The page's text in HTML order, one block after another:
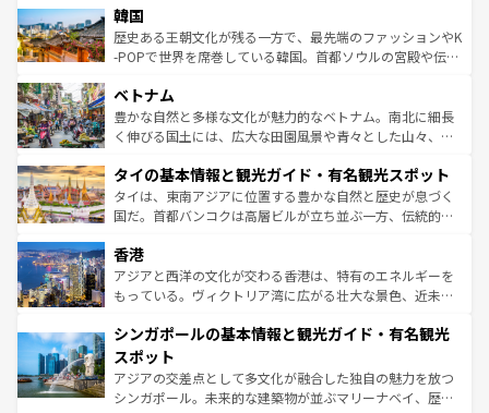
はコンテンツ一覧
いる。アクティビティも充実しており、サーフィンやダイ
ビング、ハイキングなど、アウトドア好きにはたまらな
い。オーストラリアの多彩な魅力を存分に味わいつくそ
参照してほしい。
ン）、静ひつな山岳地帯である台湾東部など、都市の喧騒
と山間の静けさが共存しており、訪れる人に新しい発見と
驚きをもたらしてくれる。また、奥深い台湾の食文化も魅
容にもいいと評判のスイーツなど、バラエティ豊かな料理
が味わえる。 なお、新着の台湾情報は コンテンツ一覧を参
照してほしい。
韓国
歴史ある王朝文化が残る一方で、最先端のファッションやK
-POPで世界を席巻している韓国。首都ソウルの宮殿や伝統
き、地方に足を延ばせば四季折々の自然美を楽しむことが
できる。そして、キムチや焼肉、絶品のストリートフード
まで、さまざまな韓国料理が待っている。夜には、韓国な
リティに包まれながら、韓国の多彩な魅力を心ゆくまで味
わってみてほしい。 なお、新着の韓国情報はコンテンツ一
覧を参照してほしい。
ベトナム
豊かな自然と多様な文化が魅力的なベトナム。南北に細長
く伸びる国土には、広大な田園風景や青々とした山々、世
急速な発展と共に伝統が息づく。ハノイの古い町並みやホ
ーチミン市のフランス統治時代の建物も、独特の雰囲気を
醸し出している。また、バラエティの豊かさとおいしさで
とつ。フォーやバインミー、ベトナムコーヒーなどは、ぜ
ひ現地で味わいたい。どの地域を訪れてもあたたかい人々
が旅行者を迎えてくれるので、きっと忘れられない旅にな
参照してほしい。
タイの基本情報と観光ガイド・有名観光スポット
タイは、東南アジアに位置する豊かな自然と歴史が息づく
国だ。首都バンコクは高層ビルが立ち並ぶ一方、伝統的な
の活気が交差している。北部ではチェンマイなどの山岳地
帯で自然と触れ合い、南部ではプーケットやクラビの美し
いビーチでリゾート気分を楽しむことができる。タイ料理
激する。気候は一年中温暖で、どの季節にも異なる楽しみ
が待っている。親しみやすいタイの人々、仏教を中心とし
た文化、そして多様な観光資源が、訪れる旅人を魅了し続
ける。 なお、新着のタイ情報はコンテンツ一覧を参照して
香港
アジアと西洋の文化が交わる香港は、特有のエネルギーを
もっている。ヴィクトリア湾に広がる壮大な景色、近未来
み、どこを訪れても感動するはず。観光スポットが密集し
ており、効率よく見どころを回れるのも魅力。息をのむよ
うな絶景から文化的な体験まで、香港を存分に楽しみ尽く
そう。 なお、新着の香港情報はコンテンツ一覧を参照して
シンガポールの基本情報と観光ガイド・有名観光
スポット
アジアの交差点として多文化が融合した独自の魅力を放つ
シンガポール。未来的な建築物が並ぶマリーナベイ、歴史